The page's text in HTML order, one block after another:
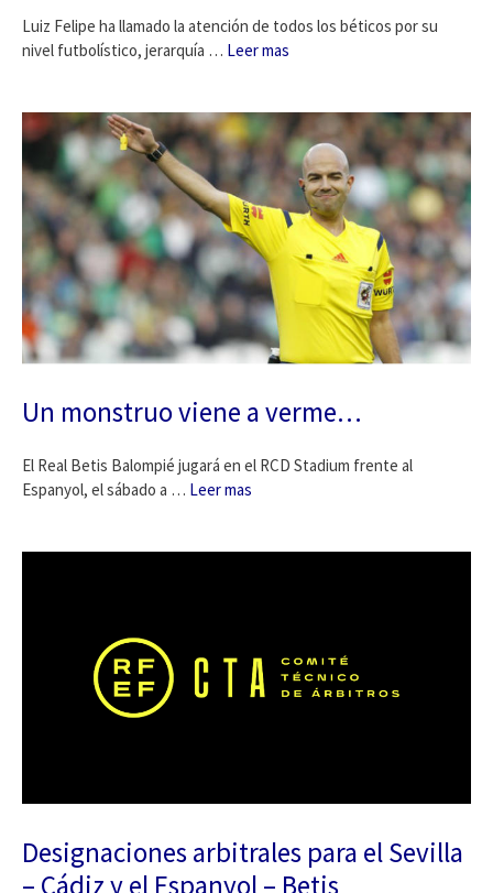
Luiz Felipe ha llamado la atención de todos los béticos por su
nivel futbolístico, jerarquía … Leer mas
Un monstruo viene a verme…
El Real Betis Balompié jugará en el RCD Stadium frente al
Espanyol, el sábado a … Leer mas
Designaciones arbitrales para el Sevilla
– Cádiz y el Espanyol – Betis